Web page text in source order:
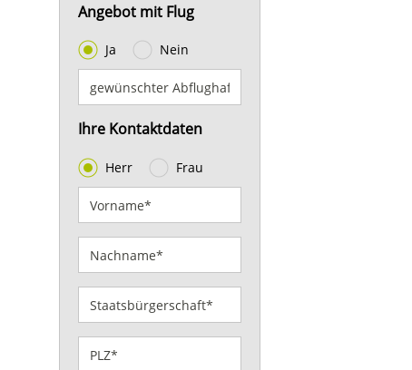
Angebot mit Flug
Ja Nein
Ihre Kontaktdaten
Herr Frau